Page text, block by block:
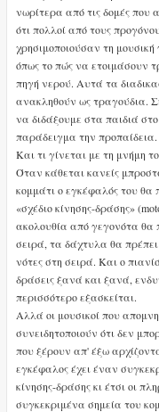
νωρίτερα από τις δομές που
ότι πολλοί από τους
χρησιμοποιούσαν τη
όπως το πώς να ετοιμάσουν
πηγή νερού. Αυτά τα
ανακληθούν ως τραγούδια.
να διδάξουμε στα παιδιά
παράδειγμα την προπαίδεια.
Και τι γίνεται με τη μνήμη
Όταν κάθεται κανείς
κομμάτι ο εγκέφαλός του θα
«σχέδιο κίνησης-δράσης»
ακολουθία από γεγονότα θα
σειρά, τα δάχτυλα θα
νότες στη σειρά. Και ο
δράσεις ξανά και ξανά,
περισσότερο εξασκείται.
Αλλά οι μουσικοί που
συνειδητοποιούν ότι δεν
που ξέρουν απ' έξω
εγκέφαλος έχει έναν
κίνησης-δράσης κι έτσι οι
συγκεκριμένα σημεία του